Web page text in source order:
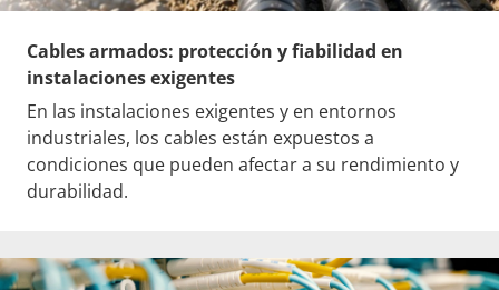
Cables armados: protección y fiabilidad en
instalaciones exigentes
En las instalaciones exigentes y en entornos
industriales, los cables están expuestos a
condiciones que pueden afectar a su rendimiento y
durabilidad.